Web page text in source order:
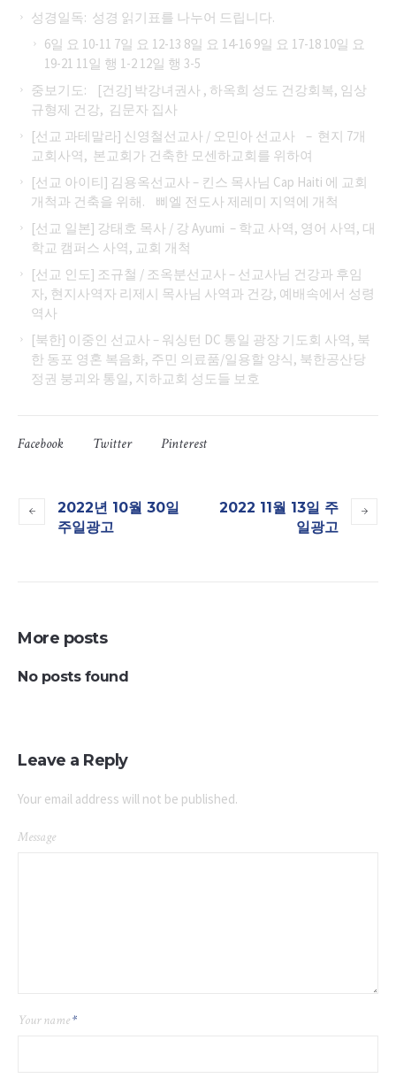
성경일독: 성경 읽기표를 나누어 드립니다.
6일 요 10-11 7일 요 12-13 8일 요 14-16 9일 요 17-18 10일 요
19-21 11일 행 1-2 12일 행 3-5
중보기도: [건강] 박강녀권사 , 하옥희 성도 건강회복, 임상
규형제 건강, 김문자 집사
[선교 과테말라] 신영철선교사 / 오민아 선교사 – 현지 7개
교회사역, 본교회가 건축한 모센하교회를 위하여
[선교 아이티] 김용옥선교사 – 킨스 목사님 Cap Haiti 에 교회
개척과 건축을 위해. 삐엘 전도사 제레미 지역에 개척
[선교 일본] 강태호 목사 / 강 Ayumi – 학교 사역, 영어 사역, 대
학교 캠퍼스 사역, 교회 개척
[선교 인도] 조규철 / 조옥분선교사 – 선교사님 건강과 후임
자, 현지사역자 리제시 목사님 사역과 건강, 예배속에서 성령
역사
[북한] 이중인 선교사 – 워싱턴 DC 통일 광장 기도회 사역, 북
한 동포 영혼 복음화, 주민 의료품/일용할 양식, 북한공산당
정권 붕괴와 통일, 지하교회 성도들 보호
Facebook Twitter Pinterest
2022년 10월 30일
주일광고
2022 11월 13일 주
일광고
More posts
No posts found
Leave a Reply
Your email address will not be published.
Message
Your name*